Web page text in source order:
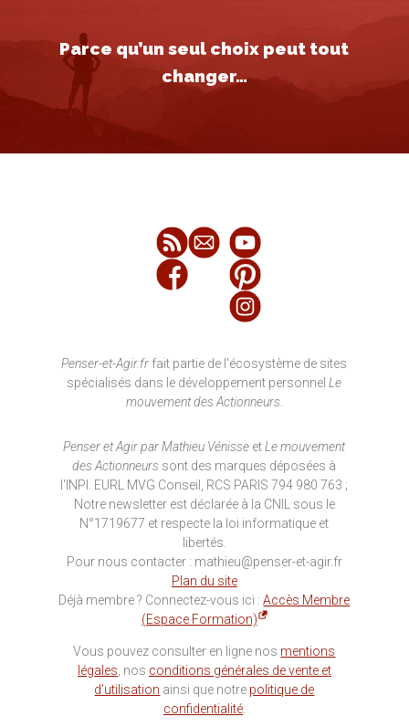
Parce qu’un seul choix peut tout
changer…
Penser-et-Agir.fr fait partie de l'écosystème de sites
spécialisés dans le développement personnelLe
mouvement des Actionneurs.
Penser et Agir par Mathieu Vénisse et Le mouvement
des Actionneurs sont des marques déposées à
l'INPI. EURL MVG Conseil, RCS PARIS 794 980 763 ;
Notre newsletter est déclarée à la CNIL sous le
N°1719677 et respecte la loi informatique et
libertés.
Pour nous contacter : mathieu@penser-et-agir.fr
Plan du site
Déjà membre ? Connectez-vous ici :Accès Membre
(Espace Formation)
Vous pouvez consulter en ligne nos mentions
légales , nos conditions générales de vente et
d’utilisation ainsi que notre politique de
confidentialité.